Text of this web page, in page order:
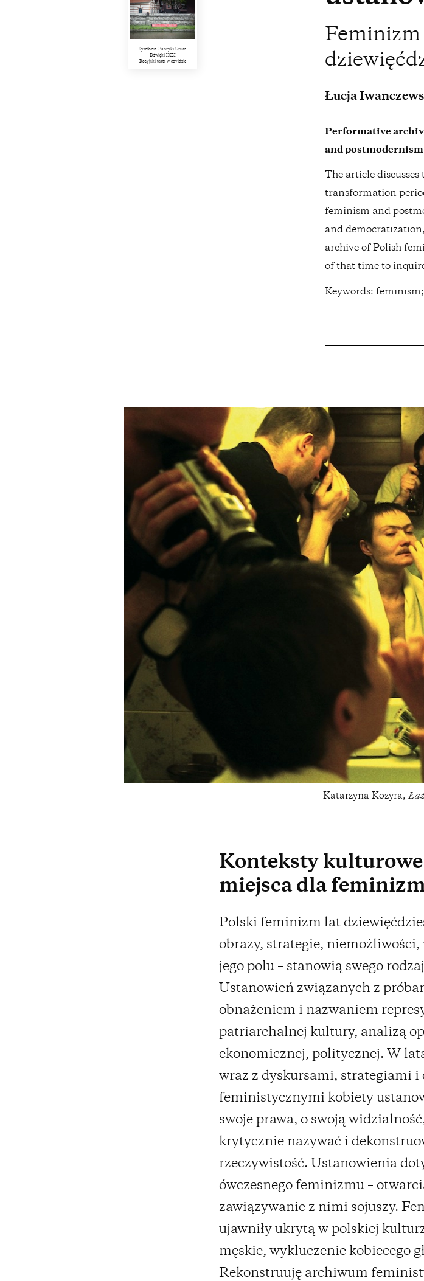
Symfonia Fabryki Ursus
Dźwięki IKEI
Rosyjski teatr w covidzie
Łucja
Performative
and
The article
transformation
feminism and
and
archive of Polish
of that time to
Keywords:
Katarzyna Kozyra,
Konteksty
miejsca dla
Polski feminizm lat
obrazy, strategie,
jego polu – stanowią swego
Ustanowień związanych z
obnażeniem i nazwaniem
patriarchalnej kultury, analizą
ekonomicznej, politycznej. W
wraz z dyskursami, strategiami i
feministycznymi kobiety
swoje prawa, o swoją
krytycznie nazywać i
rzeczywistość. Ustanowienia
ówczesnego feminizmu –
zawiązywanie z nimi sojuszy.
ujawniły ukrytą w polskiej
męskie, wykluczenie kobiecego
Rekonstruuję archiwum